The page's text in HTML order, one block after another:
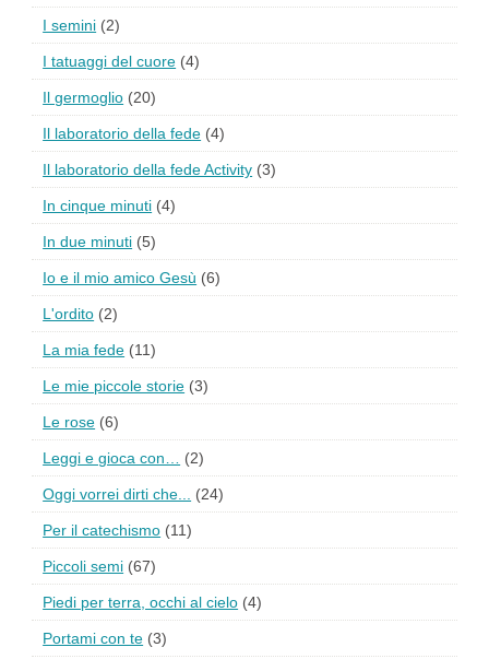
I semini (2)
I tatuaggi del cuore (4)
Il germoglio (20)
Il laboratorio della fede (4)
Il laboratorio della fede Activity (3)
In cinque minuti (4)
In due minuti (5)
Io e il mio amico Gesù (6)
L'ordito (2)
La mia fede (11)
Le mie piccole storie (3)
Le rose (6)
Leggi e gioca con… (2)
Oggi vorrei dirti che... (24)
Per il catechismo (11)
Piccoli semi (67)
Piedi per terra, occhi al cielo (4)
Portami con te (3)